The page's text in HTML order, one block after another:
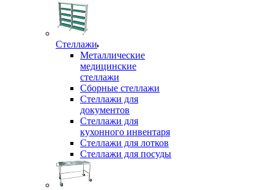
Стеллажи
Металлические
медицинские
стеллажи
Сборные стеллажи
Стеллажи для
документов
Стеллажи для
кухонного инвентаря
Стеллажи для лотков
Стеллажи для посуды